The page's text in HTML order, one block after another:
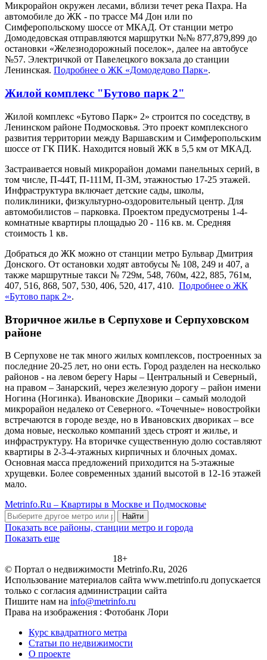
Микрорайон окружен лесами, вблизи течет река Пахра. На
автомобиле до ЖК - по трассе М4 Дон или по
Симферопольскому шоссе от МКАД. От станции метро
Домодедовская отправляются маршрутки №№ 877,879,899 до
остановки «Железнодорожный поселок», далее на автобусе
№57. Электричкой от Павелецкого вокзала до станции
Ленинская. Подробнее о ЖК «Домодедово Парк».
Жилой комплекс "Бутово парк 2"
Жилой комплекс «Бутово Парк» 2» строится по соседству, в
Ленинском районе Подмосковья. Это проект комплексного
развития территории между Варшавским и Симферопольским
шоссе от ГК ПИК. Находится новый ЖК в 5,5 км от МКАД.
Застраивается новый микрорайон домами панельных серий, в
том числе, П-44Т, П-111М, П-3М, этажностью 17-25 этажей.
Инфраструктура включает детские сады, школы,
поликлиники, физкультурно-оздоровительный центр. Для
автомобилистов – парковка. Проектом предусмотрены 1-4-
комнатные квартиры площадью 20 - 116 кв. м. Средняя
стоимость 1 кв.
Добраться до ЖК можно от станции метро Бульвар Дмитрия
Донского. От остановки ходят автобусы № 108, 249 и 407, а
также маршрутные такси № 729м, 548, 760м, 422, 885, 761м,
407, 516, 868, 507, 530, 406, 520, 417, 410. Подробнее о ЖК
«Бутово парк 2».
Вторичное жилье в Серпухове и Серпуховском
районе
В Серпухове не так много жилых комплексов, построенных за
последние 20-25 лет, но они есть. Город разделен на несколько
районов - на левом берегу Нары – Центральный и Северный,
на правом – Занарский, через железную дорогу – район имени
Ногина (Ногинка). Ивановские Дворики – самый молодой
микрорайон недалеко от Северного. «Точечные» новостройки
встречаются в городе везде, но в Ивановских двориках – все
дома новые, несколько компаний здесь строят и жилье, и
инфраструктуру. На вторичке существенную долю составляют
квартиры в 2-3-4-этажных кирпичных и блочных домах.
Основная масса предложений приходится на 5-этажные
хрущевки. Более современных зданий высотой в 12-16 этажей
мало.
Metrinfo.Ru – Квартиры в Москве и Подмосковье
Найти
Показать все районы, станции метро и города
Показать еще
18+
© Портал о недвижимости Metrinfo.Ru, 2026
Использование материалов сайта www.metrinfo.ru допускается
только с согласия администрации сайта
Пишите нам на info@metrinfo.ru
Права на изображения : Фотобанк Лори
Курс квадратного метра
Статьи по недвижимости
О проекте